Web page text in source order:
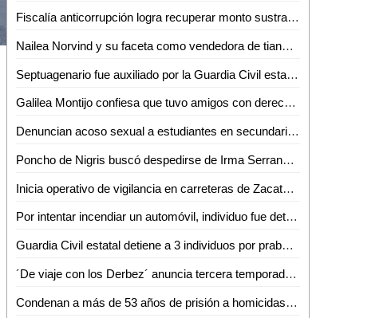
Fiscalía anticorrupción logra recuperar monto sustraído por ex funcionario estatal
Nailea Norvind y su faceta como vendedora de tianguis en CdMx
Septuagenario fue auxiliado por la Guardia Civil estatal al denunciar amenazas en su contra; un detenido
Galilea Montijo confiesa que tuvo amigos con derecho, pero se enamoraban de ella: "qué hueva"
Denuncian acoso sexual a estudiantes en secundaria de Xonacatlán, Edomex
Poncho de Nigris buscó despedirse de Irma Serrano; "hubiera querido que conociera a mi familia"
Inicia operativo de vigilancia en carreteras de Zacatecas; detectan patrullas clonadas
Por intentar incendiar un automóvil, individuo fue detenido por la Guardia Civil estatal
Guardia Civil estatal detiene a 3 individuos por prabable hurto de 24 varillas
´De viaje con los Derbez´ anuncia tercera temporada con divertido video
Condenan a más de 53 años de prisión a homicidas de una niña en San Luis Potosí